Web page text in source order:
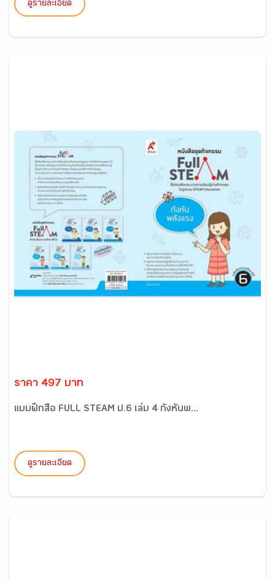
ดูรายละเอียด
ราคา 497 บาท
แบบฝึกสื่อ FULL STEAM ป.6 เล่ม 4 กังหันพ...
ดูรายละเอียด